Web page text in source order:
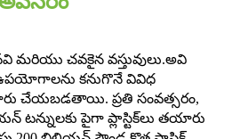
మరియు చవకైన వస్తువులు.అవి
కనుగొనే వివిధ
చేయబడతాయి. ప్రతి సంవత్సరం,
టన్నులకు పైగా ప్లాస్టిక్‌లు తయారు